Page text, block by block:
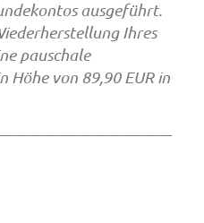
ausgeführt.
Ihres
pauschale
Höhe von 89,90 EUR in